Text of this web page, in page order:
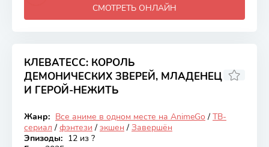
СМОТРЕТЬ ОНЛАЙН
КЛЕВАТЕСС: КОРОЛЬ
ДЕМОНИЧЕСКИХ ЗВЕРЕЙ, МЛАДЕНЕЦ
И ГЕРОЙ-НЕЖИТЬ
Закончен
7.79
Жанр: Все аниме в одном месте на AnimeGo / ТВ-
сериал / фэнтези / экшен / Завершён
Эпизоды: 12 из ?